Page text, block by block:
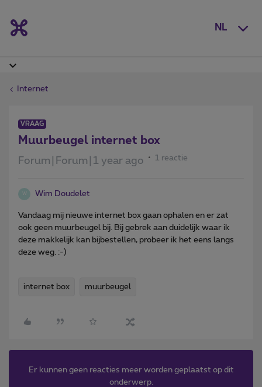
NL
Internet
VRAAG
Muurbeugel internet box
Forum|Forum|1 year ago 1 reactie
W Wim Doudelet
Vandaag mij nieuwe internet box gaan ophalen en er zat
ook geen muurbeugel bij. Bij gebrek aan duidelijk waar ik
deze makkelijk kan bijbestellen, probeer ik het eens langs
deze weg. :-)
internet box muurbeugel
Er kunnen geen reacties meer worden geplaatst op dit
onderwerp.